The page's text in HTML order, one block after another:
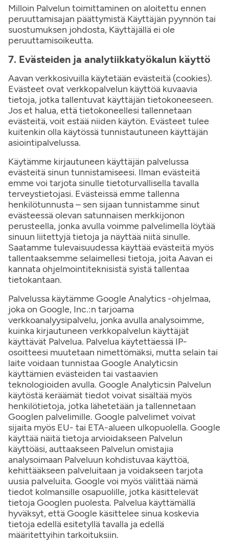
Milloin Palvelun toimittaminen on aloitettu ennen
peruuttamisajan päättymistä Käyttäjän pyynnön tai
suostumuksen johdosta, Käyttäjällä ei ole
peruuttamisoikeutta.
7. Evästeiden ja analytiikkatyökalun käyttö
Aavan verkkosivuilla käytetään evästeitä (cookies).
Evästeet ovat verkkopalvelun käyttöä kuvaavia
tietoja, jotka tallentuvat käyttäjän tietokoneeseen.
Jos et halua, että tietokoneellesi tallennetaan
evästeitä, voit estää niiden käytön. Evästeet tulee
kuitenkin olla käytössä tunnistautuneen käyttäjän
asiointipalvelussa.
Käytämme kirjautuneen käyttäjän palvelussa
evästeitä sinun tunnistamiseesi. Ilman evästeitä
emme voi tarjota sinulle tietoturvallisella tavalla
terveystietojasi. Evästeissä emme tallenna
henkilötunnusta – sen sijaan tunnistamme sinut
evästeessä olevan satunnaisen merkkijonon
perusteella, jonka avulla voimme palvelimella löytää
sinuun liitettyjä tietoja ja näyttää niitä sinulle.
Saatamme tulevaisuudessa käyttää evästeitä myös
tallentaaksemme selaimellesi tietoja, joita Aavan ei
kannata ohjelmointiteknisistä syistä tallentaa
tietokantaan.
Palvelussa käytämme Google Analytics -ohjelmaa,
joka on Google, Inc.:n tarjoama
verkkoanalyysipalvelu, jonka avulla analysoimme,
kuinka kirjautuneen verkkopalvelun käyttäjät
käyttävät Palvelua. Palvelua käytettäessä IP-
osoitteesi muutetaan nimettömäksi, mutta selain tai
laite voidaan tunnistaa Google Analyticsin
käyttämien evästeiden tai vastaavien
teknologioiden avulla. Google Analyticsin Palvelun
käytöstä keräämät tiedot voivat sisältää myös
henkilötietoja, jotka lähetetään ja tallennetaan
Googlen palvelimille. Google palvelimet voivat
sijaita myös EU- tai ETA-alueen ulkopuolella. Google
käyttää näitä tietoja arvioidakseen Palvelun
käyttöäsi, auttaakseen Palvelun omistajia
analysoimaan Palveluun kohdistuvaa käyttöä,
kehittääkseen palveluitaan ja voidakseen tarjota
uusia palveluita. Google voi myös välittää nämä
tiedot kolmansille osapuolille, jotka käsittelevät
tietoja Googlen puolesta. Palvelua käyttämällä
hyväksyt, että Google käsittelee sinua koskevia
tietoja edellä esitetyllä tavalla ja edellä
määritettyihin tarkoituksiin.